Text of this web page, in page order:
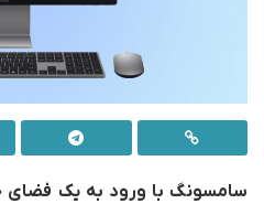
سامسونگ با ورود به یک فضای